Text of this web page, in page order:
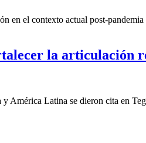
en el contexto actual post-
la articulación
América Latina se dieron cita en